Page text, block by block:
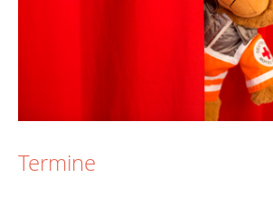
Termine